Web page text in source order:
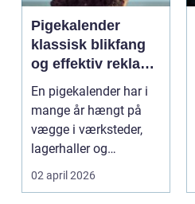
Pigekalender
klassisk blikfang
og effektiv reklame
året rundt
En pigekalender har i
mange år hængt på
vægge i værksteder,
lagerhaller og
frokoststuer over hele
02 april 2026